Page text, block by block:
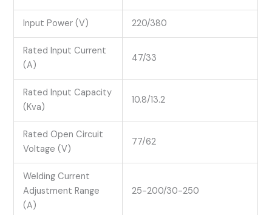
Input Power (V) 220/380
Rated Input Current
(A)
47/33
Rated Input Capacity
(Kva)
10.8/13.2
Rated Open Circuit
Voltage (V)
77/62
Welding Current
Adjustment Range
(A)
25-200/30-250